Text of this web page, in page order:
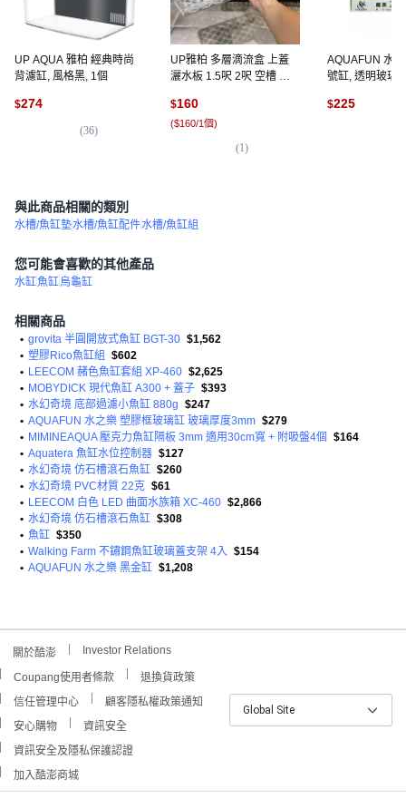
UP AQUA 雅柏 經典時尚
背濾缸, 風格黑, 1個
$274
(36)
UP雅柏 多層滴流盒 上蓋
灑水板 1.5呎 2呎 空槽 上
備, 1個, 2呎滴流盒【超商
限一個】
$160
($160/1個)
(1)
AQUAFUN 水
號缸, 透明玻璃,
$225
與此商品相關的類別
水槽/魚缸墊水槽/魚缸配件水槽/魚缸組
您可能會喜歡的其他產品
水缸魚缸烏龜缸
相關商品
• grovita 半圓開放式魚缸 BGT-30 $1,562
• 塑膠Rico魚缸組
$602
• LEECOM 赭色魚缸套組 XP-460 $2,625
• MOBYDICK 現代魚缸 A300 + 蓋子 $393
• 水幻奇境 底部過濾小魚缸 880g $247
• AQUAFUN 水之樂 塑膠框玻璃缸 玻璃厚度3mm $279
• MIMINEAQUA 壓克力魚缸隔板 3mm 適用30cm寬 + 附吸盤4個 $164
• Aquatera 魚缸水位控制器 $127
• 水幻奇境 仿石槽滾石魚缸 $260
• 水幻奇境 PVC材質 22克 $61
• LEECOM 白色 LED 曲面水族箱 XC-460 $2,866
• 水幻奇境 仿石槽滾石魚缸 $308
• 魚缸 $350
• Walking Farm 不鏽鋼魚缸玻璃蓋支架 4入 $154
• AQUAFUN 水之樂 黑金缸 $1,208
關於酷澎 Investor Relations
Coupang使用者條款
退換貨政策
信任管理中心
顧客隱私權政策通知
安心購物
資訊安全
資訊安全及隱私保護認證
加入酷澎商城
Global Site